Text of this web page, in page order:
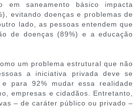
em saneamento básico impacta
evitando doenças e problemas de
lado, as pessoas entendem que
de doenças (89%) e a educação
um problema estrutural que não
a iniciativa privada deve se
para 92% mudar essa realidade
empresas e cidadãos. Entretanto,
– de caráter público ou privado –